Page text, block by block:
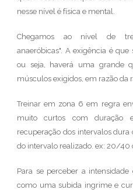
nesse nível é física e mental.
Chegamos ao nível de
anaeróbicas". A exigência é
ou seja, haverá uma grande
músculos exigidos, em razão da
Treinar em zona 6 em regra
muito curtos com
recuperação dos intervalos
do intervalo realizado. ex: 20/40
Para se perceber a
como uma subida ingrime e